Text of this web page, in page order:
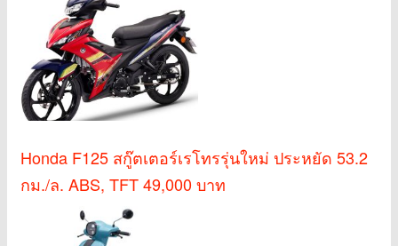
Honda F125 สกู๊ตเตอร์เรโทรรุ่นใหม่ ประหยัด 53.2
กม./ล. ABS, TFT 49,000 บาท